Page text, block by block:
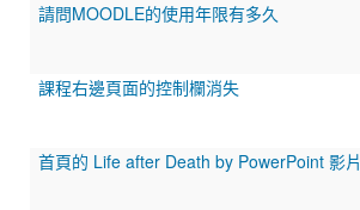
請問MOODLE的使用年限有多久
課程右邊頁面的控制欄消失
首頁的 Life after Death by PowerPoint 影片